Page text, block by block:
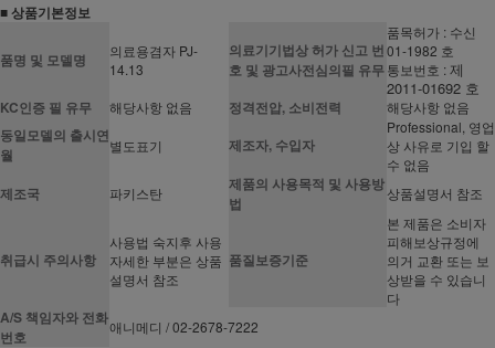
■ 상품기본정보
품명 및 모델명
의료용겸자 PJ-
14.13
의료기기법상 허가 신고 번
호 및 광고사전심의필 유무
품목허가 : 수신
01-1982 호
통보번호 :제
2011-01692 호
KC인증 필 유무 해당사항 없음 정격전압, 소비전력 해당사항 없음
동일모델의 출시연
월
별도표기 제조자, 수입자
Professional, 영업
상 사유로 기입 할
수 없음
제조국 파키스탄
제품의 사용목적 및 사용방
법
상품설명서 참조
취급시 주의사항
사용법 숙지후 사용
자세한 부분은 상품
설명서 참조
품질보증기준
본 제품은 소비자
피해보상규정에
의거 교환 또는 보
상받을 수 있습니
다
A/S 책임자와 전화
번호
애니메디 / 02-2678-7222